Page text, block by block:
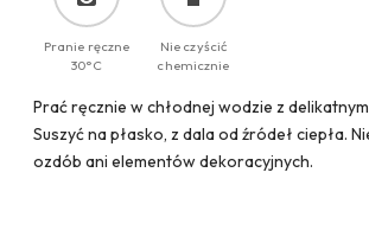
Pranie ręczne
30°C
Nie czyścić
chemicznie
Prać ręcznie w chłodnej wodzie z
Suszyć na płasko, z dala od źródeł ciepła.
ozdób ani elementów dekoracyjnych.